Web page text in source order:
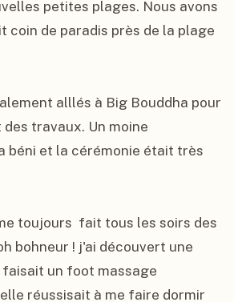
petites plages. Nous avons
coin de paradis près de la plage
alllés à Big Bouddha pour
travaux. Un moine
béni et la cérémonie était très
toujours  fait tous les soirs des
bohneur ! j'ai découvert une
faisait un foot massage
réussisait à me faire dormir